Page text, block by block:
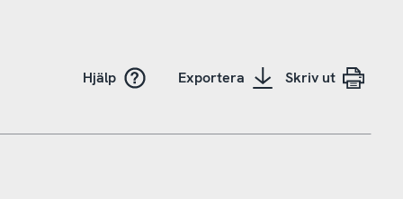
Hjälp Exportera Skriv ut